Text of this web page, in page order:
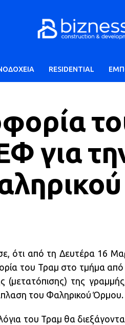
RESIDENTIAL
για
ότι από τη Δευτέρα 16
του Τραμ στο τμήμα
της
του Φαληρικού Όρμου.
του Τραμ θα